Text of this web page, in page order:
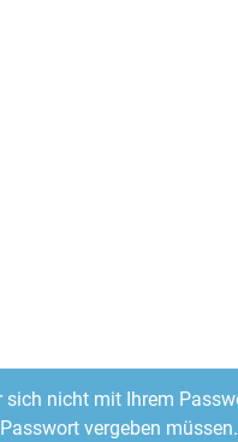
nicht mit Ihrem
vergeben müssen.